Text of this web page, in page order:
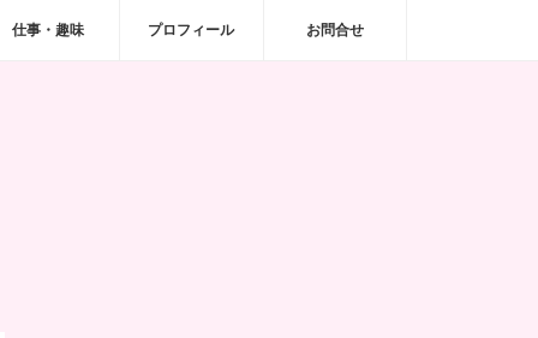
仕事・趣味 プロフィール お問合せ